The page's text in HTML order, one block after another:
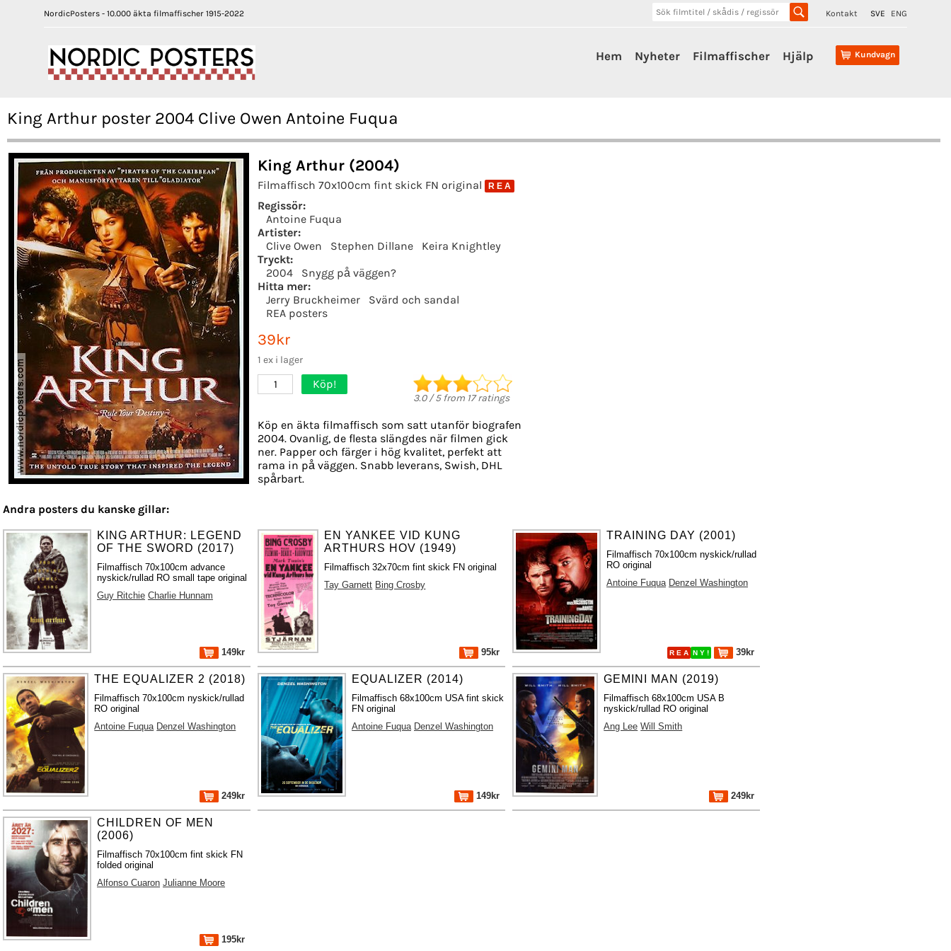
NordicPosters - 10.000 äkta filmaffischer 1915-2022 Kontakt SVE ENG
Kundvagn
Hem Nyheter Filmaffischer Hjälp
King Arthur poster 2004 Clive Owen Antoine Fuqua
King Arthur (2004)
Filmaffisch 70x100cm fint skick FN original R E A
Regissör:
Antoine Fuqua
Artister:
Clive Owen
Stephen Dillane
Keira Knightley
Tryckt:
2004
Snygg på väggen?
Hitta mer:
Jerry Bruckheimer
Svärd och sandal
REA posters
39kr
1 ex i lager
1 Köp!
3.0/5from 17ratings
Köp en äkta filmaffisch som satt utanför biografen
2004. Ovanlig, de flesta slängdes när filmen gick
ner. Papper och färger i hög kvalitet, perfekt att
rama in på väggen. Snabb leverans, Swish, DHL
spårbart.
Andra posters du kanske gillar:
KING ARTHUR: LEGEND
OF THE SWORD (2017)
Filmaffisch 70x100cm advance
nyskick/rullad RO small tape original
Guy Ritchie Charlie Hunnam
149kr
EN YANKEE VID KUNG
ARTHURS HOV (1949)
Filmaffisch 32x70cm fint skick FN original
Tay Garnett Bing Crosby
95kr
TRAINING DAY (2001)
Filmaffisch 70x100cm nyskick/rullad
RO original
Antoine Fuqua Denzel Washington
R E A N Y ! 39kr
THE EQUALIZER 2 (2018)
Filmaffisch 70x100cm nyskick/rullad
RO original
Antoine Fuqua Denzel Washington
249kr
EQUALIZER (2014)
Filmaffisch 68x100cm USA fint skick
FN original
Antoine Fuqua Denzel Washington
149kr
GEMINI MAN (2019)
Filmaffisch 68x100cm USA B
nyskick/rullad RO original
Ang Lee Will Smith
249kr
CHILDREN OF MEN
(2006)
Filmaffisch 70x100cm fint skick FN
folded original
Alfonso Cuaron Julianne Moore
195kr